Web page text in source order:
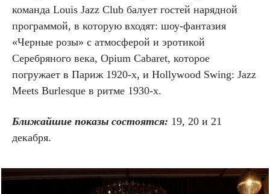
команда Louis Jazz Club балует гостей нарядной
программой, в которую входят: шоу-фантазия
«Черные розы» с атмосферой и эротикой
Серебряного века, Opium Cabaret, которое
погружает в Париж 1920-х, и Hollywood Swing: Jazz
Meets Burlesque в ритме 1930-х.
Ближайшие показы состоятся: 19, 20 и 21
декабря.